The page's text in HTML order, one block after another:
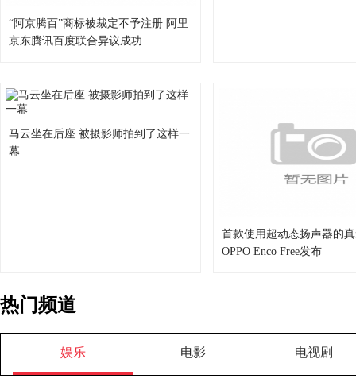
“阿京腾百”商标被裁定不予注册 阿里
京东腾讯百度联合异议成功
马云坐在后座 被摄影师拍到了这样一
幕
首款使用超动态扬声器的
OPPO Enco Free发布
热门频道
娱乐 电影 电视剧